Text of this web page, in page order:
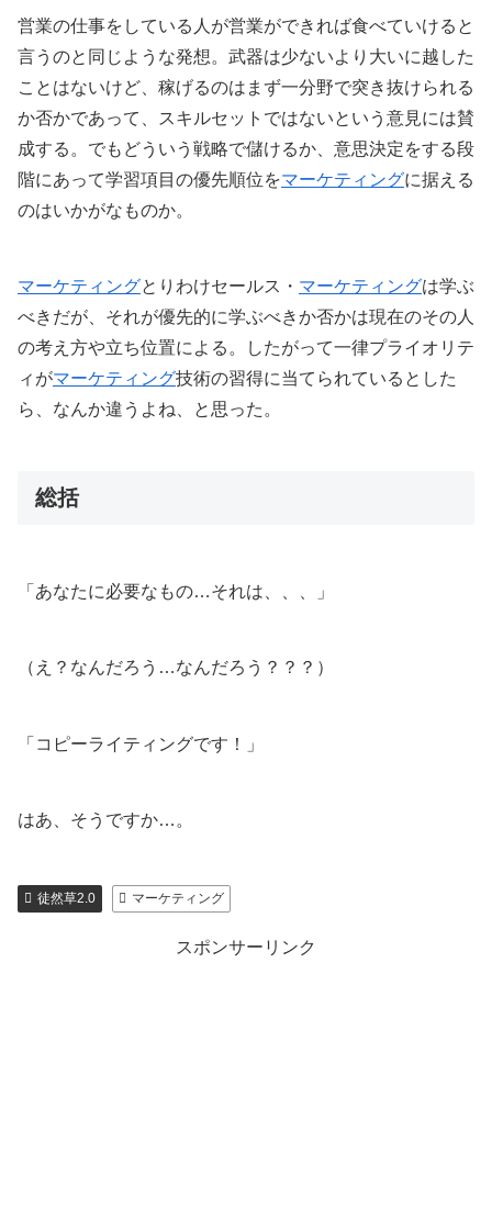
営業の仕事をしている人が営業ができれば食べていけると
言うのと同じような発想。武器は少ないより大いに越した
ことはないけど、稼げるのはまず一分野で突き抜けられる
か否かであって、スキルセットではないという意見には賛
成する。でもどういう戦略で儲けるか、意思決定をする段
階にあって学習項目の優先順位をマーケティングに据える
のはいかがなものか。
マーケティングとりわけセールス・ マーケティングは学ぶ
べきだが、それが優先的に学ぶべきか否かは現在のその人
の考え方や立ち位置による。したがって一律プライオリテ
ィがマーケティング技術の習得に当てられているとした
ら、なんか違うよね、と思った。
総括
「あなたに必要なもの…それは、、、」
（え？なんだろう…なんだろう？？？）
「コピーライティングです！」
はあ、そうですか…。
徒然草2.0 マーケティング
スポンサーリンク